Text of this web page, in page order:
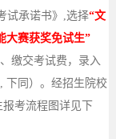
试承诺书》,选择“文
大赛获奖免试生”
缴交考试费，录入
, 下同）。经招生院校
考流程图详见下